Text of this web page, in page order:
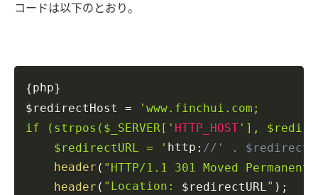
コードは以下のとおり。
{php}
$redirectHost
=
'www.finchui.com;
if (strpos($_SERVER[' HTTP_HOST '],
    $redirectURL = '
http : //' .
header ( "HTTP/1.1 301 Moved
header ( "Location: $redirectURL" ) ;